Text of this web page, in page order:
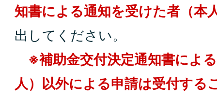
知書による通知を受けた者（本
出してください。
※補助金交付決定通知書によ
人）以外による申請は受付する